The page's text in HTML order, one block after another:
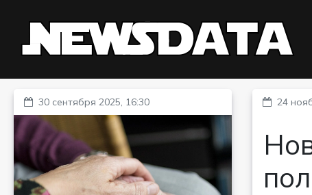
30 сентября 2025, 16:30 24